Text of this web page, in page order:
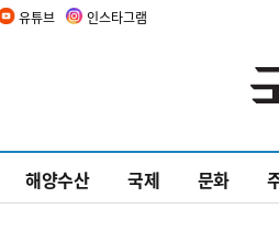
유튜브 인스타그램
해양수산 국제 문화